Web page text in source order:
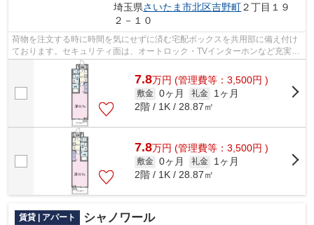
埼玉県さいたま市北区吉野町２丁目１９
２－１０
荷物を注文する時に時間を気にせずに済む宅配ボックスを共用部に備え付け
ております。セキュリティ面は、オートロック・TVインターホンなど充実し
ているので安心して生活できます。室...
7.8万円 (管理費等：3,500円 )
敷金 0ヶ月 礼金
1ヶ月
2階 / 1K / 28.87㎡
7.8万円 (管理費等：3,500円 )
敷金 0ヶ月 礼金
1ヶ月
2階 / 1K / 28.87㎡
賃貸 | アパート シャノワール